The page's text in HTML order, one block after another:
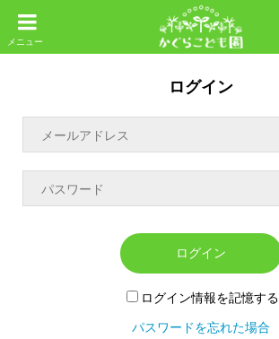
ログイン
ログイン
ログイン情報を記憶する
パスワードを忘れた場合